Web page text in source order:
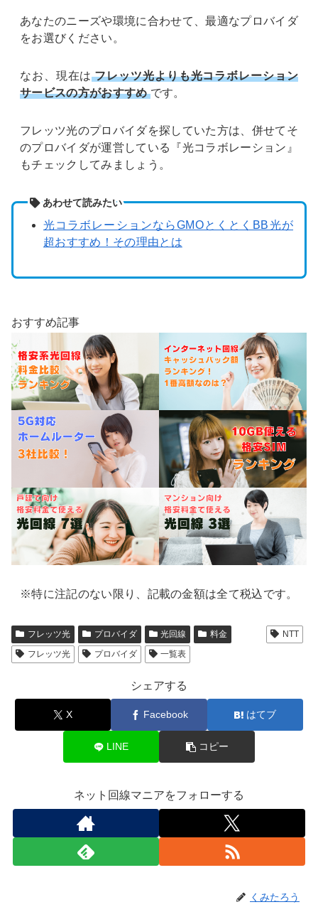
あなたのニーズや環境に合わせて、最適なプロバイダ
をお選びください。
なお、現在は フレッツ光よりも光コラボレーション
サービスの方がおすすめ です。
フレッツ光のプロバイダを探していた方は、併せてそ
のプロバイダが運営している『光コラボレーション』
もチェックしてみましょう。
あわせて読みたい
光コラボレーションならGMOとくとくBB光が
超おすすめ！その理由とは
おすすめ記事
※特に注記のない限り、記載の金額は全て税込です。
フレッツ光 プロバイダ 光回線 料金
NTT
フレッツ光
プロバイダ 一覧表
シェアする
X Facebook はてブ
LINE コピー
ネット回線マニアをフォローする
くみたろう